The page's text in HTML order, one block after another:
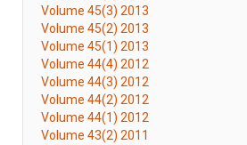
Volume 45(3) 2013
Volume 45(2) 2013
Volume 45(1) 2013
Volume 44(4) 2012
Volume 44(3) 2012
Volume 44(2) 2012
Volume 44(1) 2012
Volume 43(2) 2011